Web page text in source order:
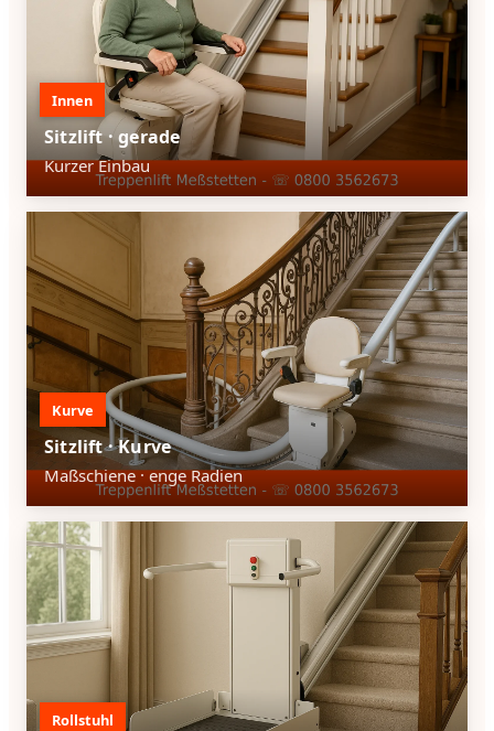
Innen
Sitzlift · gerade
Kurzer Einbau
Kurve
Sitzlift · Kurve
Maßschiene · enge Radien
Rollstuhl